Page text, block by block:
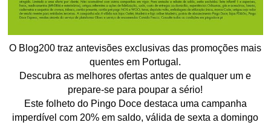
O Blog200 traz antevisões exclusivas das promoções mais
quentes em Portugal.
Descubra as melhores ofertas antes de qualquer um e
prepare-se para poupar a sério!
Este folheto do Pingo Doce destaca uma campanha
imperdível com 20% em saldo, válida de sexta a domingo